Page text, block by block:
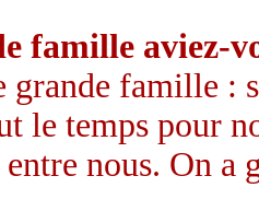
famille aviez-
grande famille :
le temps pour
nous. On a